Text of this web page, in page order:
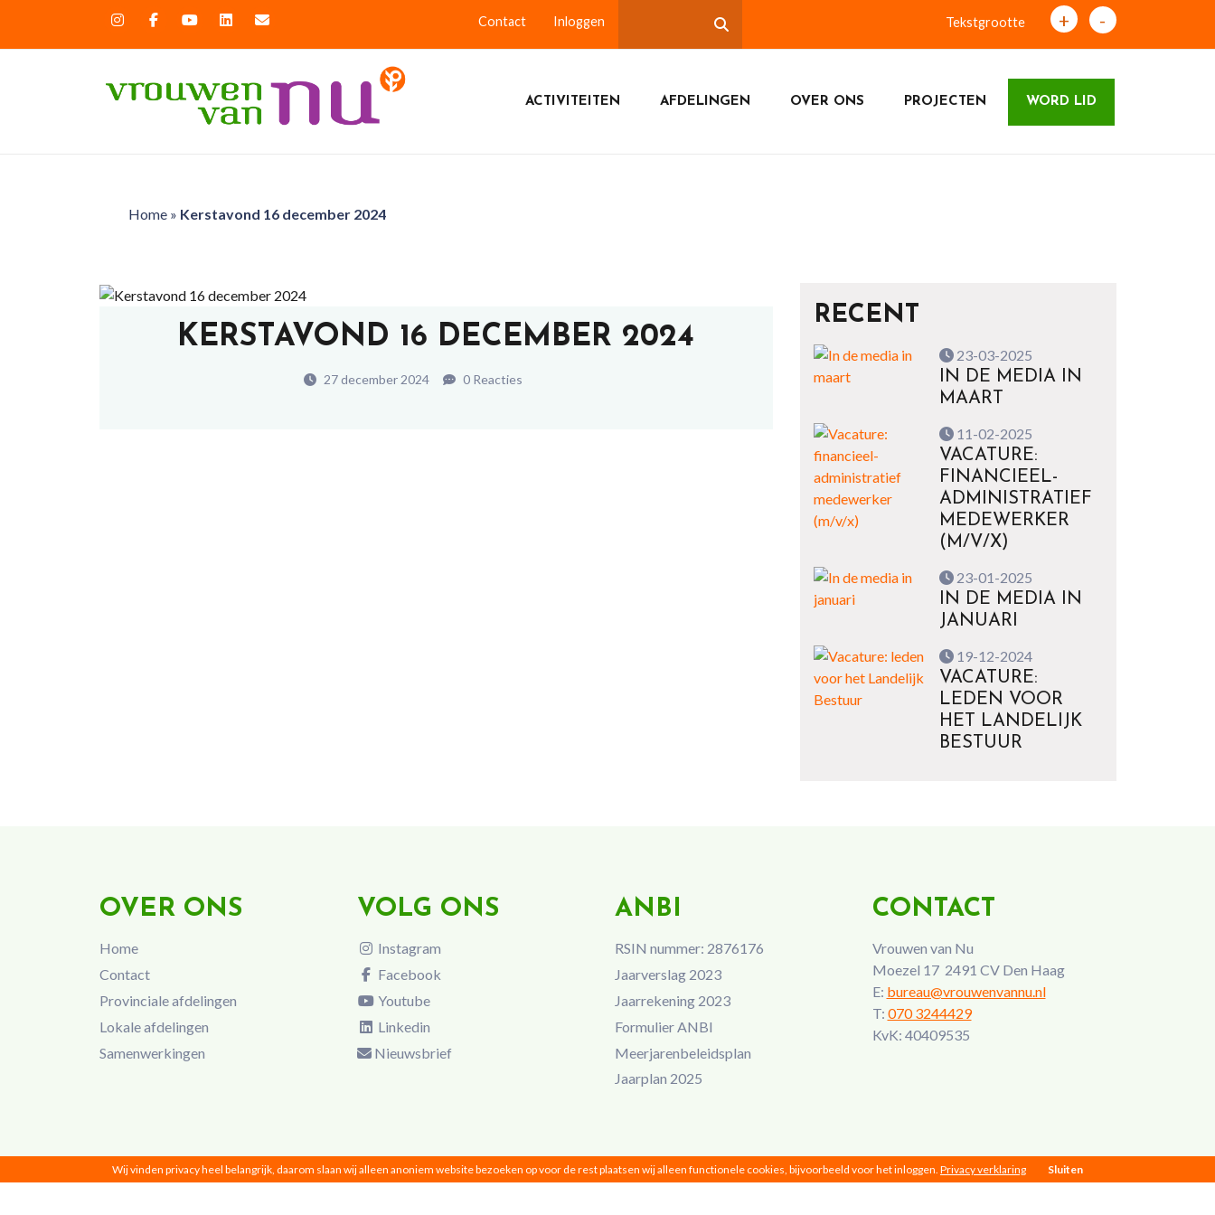
Contact Inloggen Tekstgrootte + -
ACTIVITEITEN AFDELINGEN OVER ONS PROJECTEN WORD LID
Home» Kerstavond 16 december 2024
KERSTAVOND 16 DECEMBER 2024
27 december 2024 0 Reacties
RECENT
23-03-2025
IN DE MEDIA IN
MAART
11-02-2025
VACATURE:
FINANCIEEL-
ADMINISTRATIEF
MEDEWERKER
(M/V/X)
23-01-2025
IN DE MEDIA IN
JANUARI
19-12-2024
VACATURE:
LEDEN VOOR
HET LANDELIJK
BESTUUR
OVER ONS
Home
Contact
Provinciale afdelingen
Lokale afdelingen
Samenwerkingen
VOLG ONS
Instagram
Facebook
Youtube
Linkedin
Nieuwsbrief
ANBI
RSIN nummer: 2876176
Jaarverslag 2023
Jaarrekening 2023
Formulier ANBI
Meerjarenbeleidsplan
Jaarplan 2025
CONTACT
Vrouwen van Nu
Moezel 17 2491 CV Den Haag
E: bureau@vrouwenvannu.nl
T: 070 3244429
KvK: 40409535
Wij vinden privacy heel belangrijk, daarom slaan wij alleen anoniem website bezoeken op voor de rest plaatsen wij alleen functionele cookies, bijvoorbeeld voor het inloggen. Privacy verklaring Sluiten